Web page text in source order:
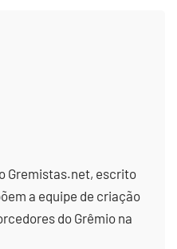
Gremistas.net, escrito
a equipe de criação
do Grêmio na